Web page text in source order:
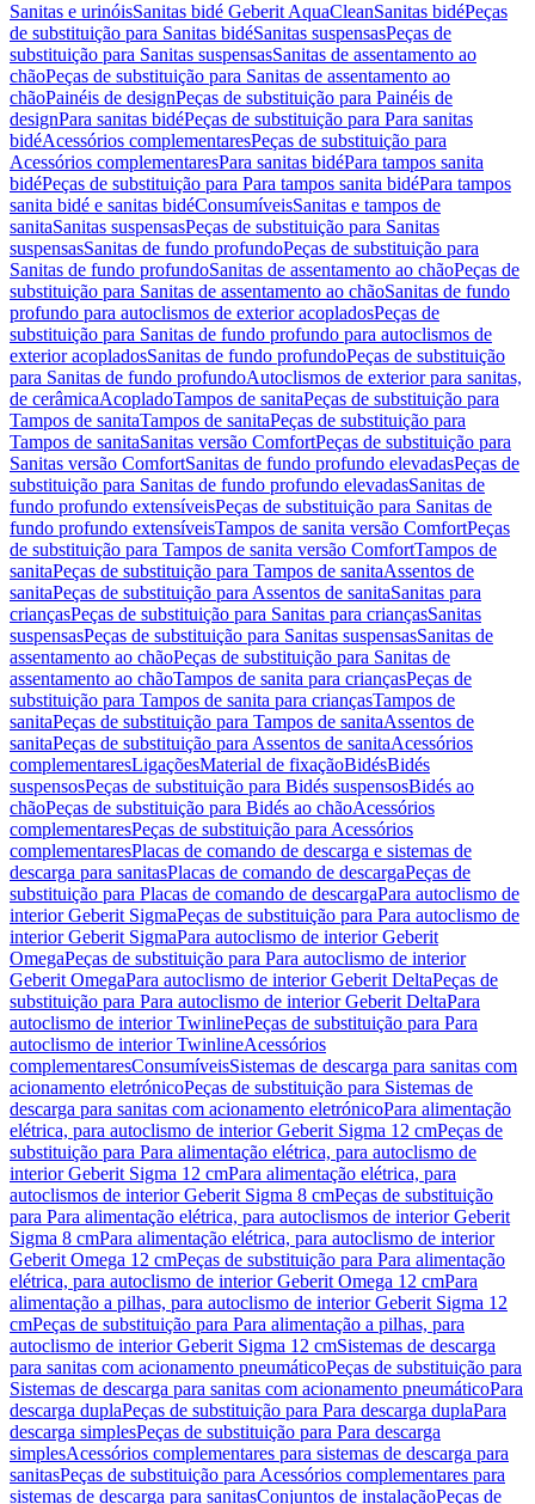
Sanitas e urinóisSanitas bidé Geberit AquaCleanSanitas bidéPeças
de substituição para Sanitas bidéSanitas suspensasPeças de
substituição para Sanitas suspensasSanitas de assentamento ao
chãoPeças de substituição para Sanitas de assentamento ao
chãoPainéis de designPeças de substituição para Painéis de
designPara sanitas bidéPeças de substituição para Para sanitas
bidéAcessórios complementaresPeças de substituição para
Acessórios complementaresPara sanitas bidéPara tampos sanita
bidéPeças de substituição para Para tampos sanita bidéPara tampos
sanita bidé e sanitas bidéConsumíveisSanitas e tampos de
sanitaSanitas suspensasPeças de substituição para Sanitas
suspensasSanitas de fundo profundoPeças de substituição para
Sanitas de fundo profundoSanitas de assentamento ao chãoPeças de
substituição para Sanitas de assentamento ao chãoSanitas de fundo
profundo para autoclismos de exterior acopladosPeças de
substituição para Sanitas de fundo profundo para autoclismos de
exterior acopladosSanitas de fundo profundoPeças de substituição
para Sanitas de fundo profundoAutoclismos de exterior para sanitas,
de cerâmicaAcopladoTampos de sanitaPeças de substituição para
Tampos de sanitaTampos de sanitaPeças de substituição para
Tampos de sanitaSanitas versão ComfortPeças de substituição para
Sanitas versão ComfortSanitas de fundo profundo elevadasPeças de
substituição para Sanitas de fundo profundo elevadasSanitas de
fundo profundo extensíveisPeças de substituição para Sanitas de
fundo profundo extensíveisTampos de sanita versão ComfortPeças
de substituição para Tampos de sanita versão ComfortTampos de
sanitaPeças de substituição para Tampos de sanitaAssentos de
sanitaPeças de substituição para Assentos de sanitaSanitas para
criançasPeças de substituição para Sanitas para criançasSanitas
suspensasPeças de substituição para Sanitas suspensasSanitas de
assentamento ao chãoPeças de substituição para Sanitas de
assentamento ao chãoTampos de sanita para criançasPeças de
substituição para Tampos de sanita para criançasTampos de
sanitaPeças de substituição para Tampos de sanitaAssentos de
sanitaPeças de substituição para Assentos de sanitaAcessórios
complementaresLigaçõesMaterial de fixaçãoBidésBidés
suspensosPeças de substituição para Bidés suspensosBidés ao
chãoPeças de substituição para Bidés ao chãoAcessórios
complementaresPeças de substituição para Acessórios
complementaresPlacas de comando de descarga e sistemas de
descarga para sanitasPlacas de comando de descargaPeças de
substituição para Placas de comando de descargaPara autoclismo de
interior Geberit SigmaPeças de substituição para Para autoclismo de
interior Geberit SigmaPara autoclismo de interior Geberit
OmegaPeças de substituição para Para autoclismo de interior
Geberit OmegaPara autoclismo de interior Geberit DeltaPeças de
substituição para Para autoclismo de interior Geberit DeltaPara
autoclismo de interior TwinlinePeças de substituição para Para
autoclismo de interior TwinlineAcessórios
complementaresConsumíveisSistemas de descarga para sanitas com
acionamento eletrónicoPeças de substituição para Sistemas de
descarga para sanitas com acionamento eletrónicoPara alimentação
elétrica, para autoclismo de interior Geberit Sigma 12 cmPeças de
substituição para Para alimentação elétrica, para autoclismo de
interior Geberit Sigma 12 cmPara alimentação elétrica, para
autoclismos de interior Geberit Sigma 8 cmPeças de substituição
para Para alimentação elétrica, para autoclismos de interior Geberit
Sigma 8 cmPara alimentação elétrica, para autoclismo de interior
Geberit Omega 12 cmPeças de substituição para Para alimentação
elétrica, para autoclismo de interior Geberit Omega 12 cmPara
alimentação a pilhas, para autoclismo de interior Geberit Sigma 12
cmPeças de substituição para Para alimentação a pilhas, para
autoclismo de interior Geberit Sigma 12 cmSistemas de descarga
para sanitas com acionamento pneumáticoPeças de substituição para
Sistemas de descarga para sanitas com acionamento pneumáticoPara
descarga duplaPeças de substituição para Para descarga duplaPara
descarga simplesPeças de substituição para Para descarga
simplesAcessórios complementares para sistemas de descarga para
sanitasPeças de substituição para Acessórios complementares para
sistemas de descarga para sanitasConjuntos de instalaçãoPeças de